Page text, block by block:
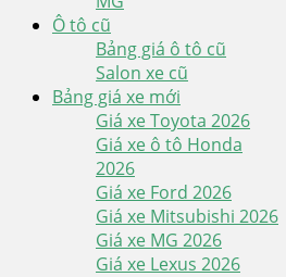
Ô tô cũ
Bảng giá ô tô cũ
Salon xe cũ
Bảng giá xe mới
Giá xe Toyota 2026
Giá xe ô tô Honda
2026
Giá xe Ford 2026
Giá xe Mitsubishi 2026
Giá xe MG 2026
Giá xe Lexus 2026